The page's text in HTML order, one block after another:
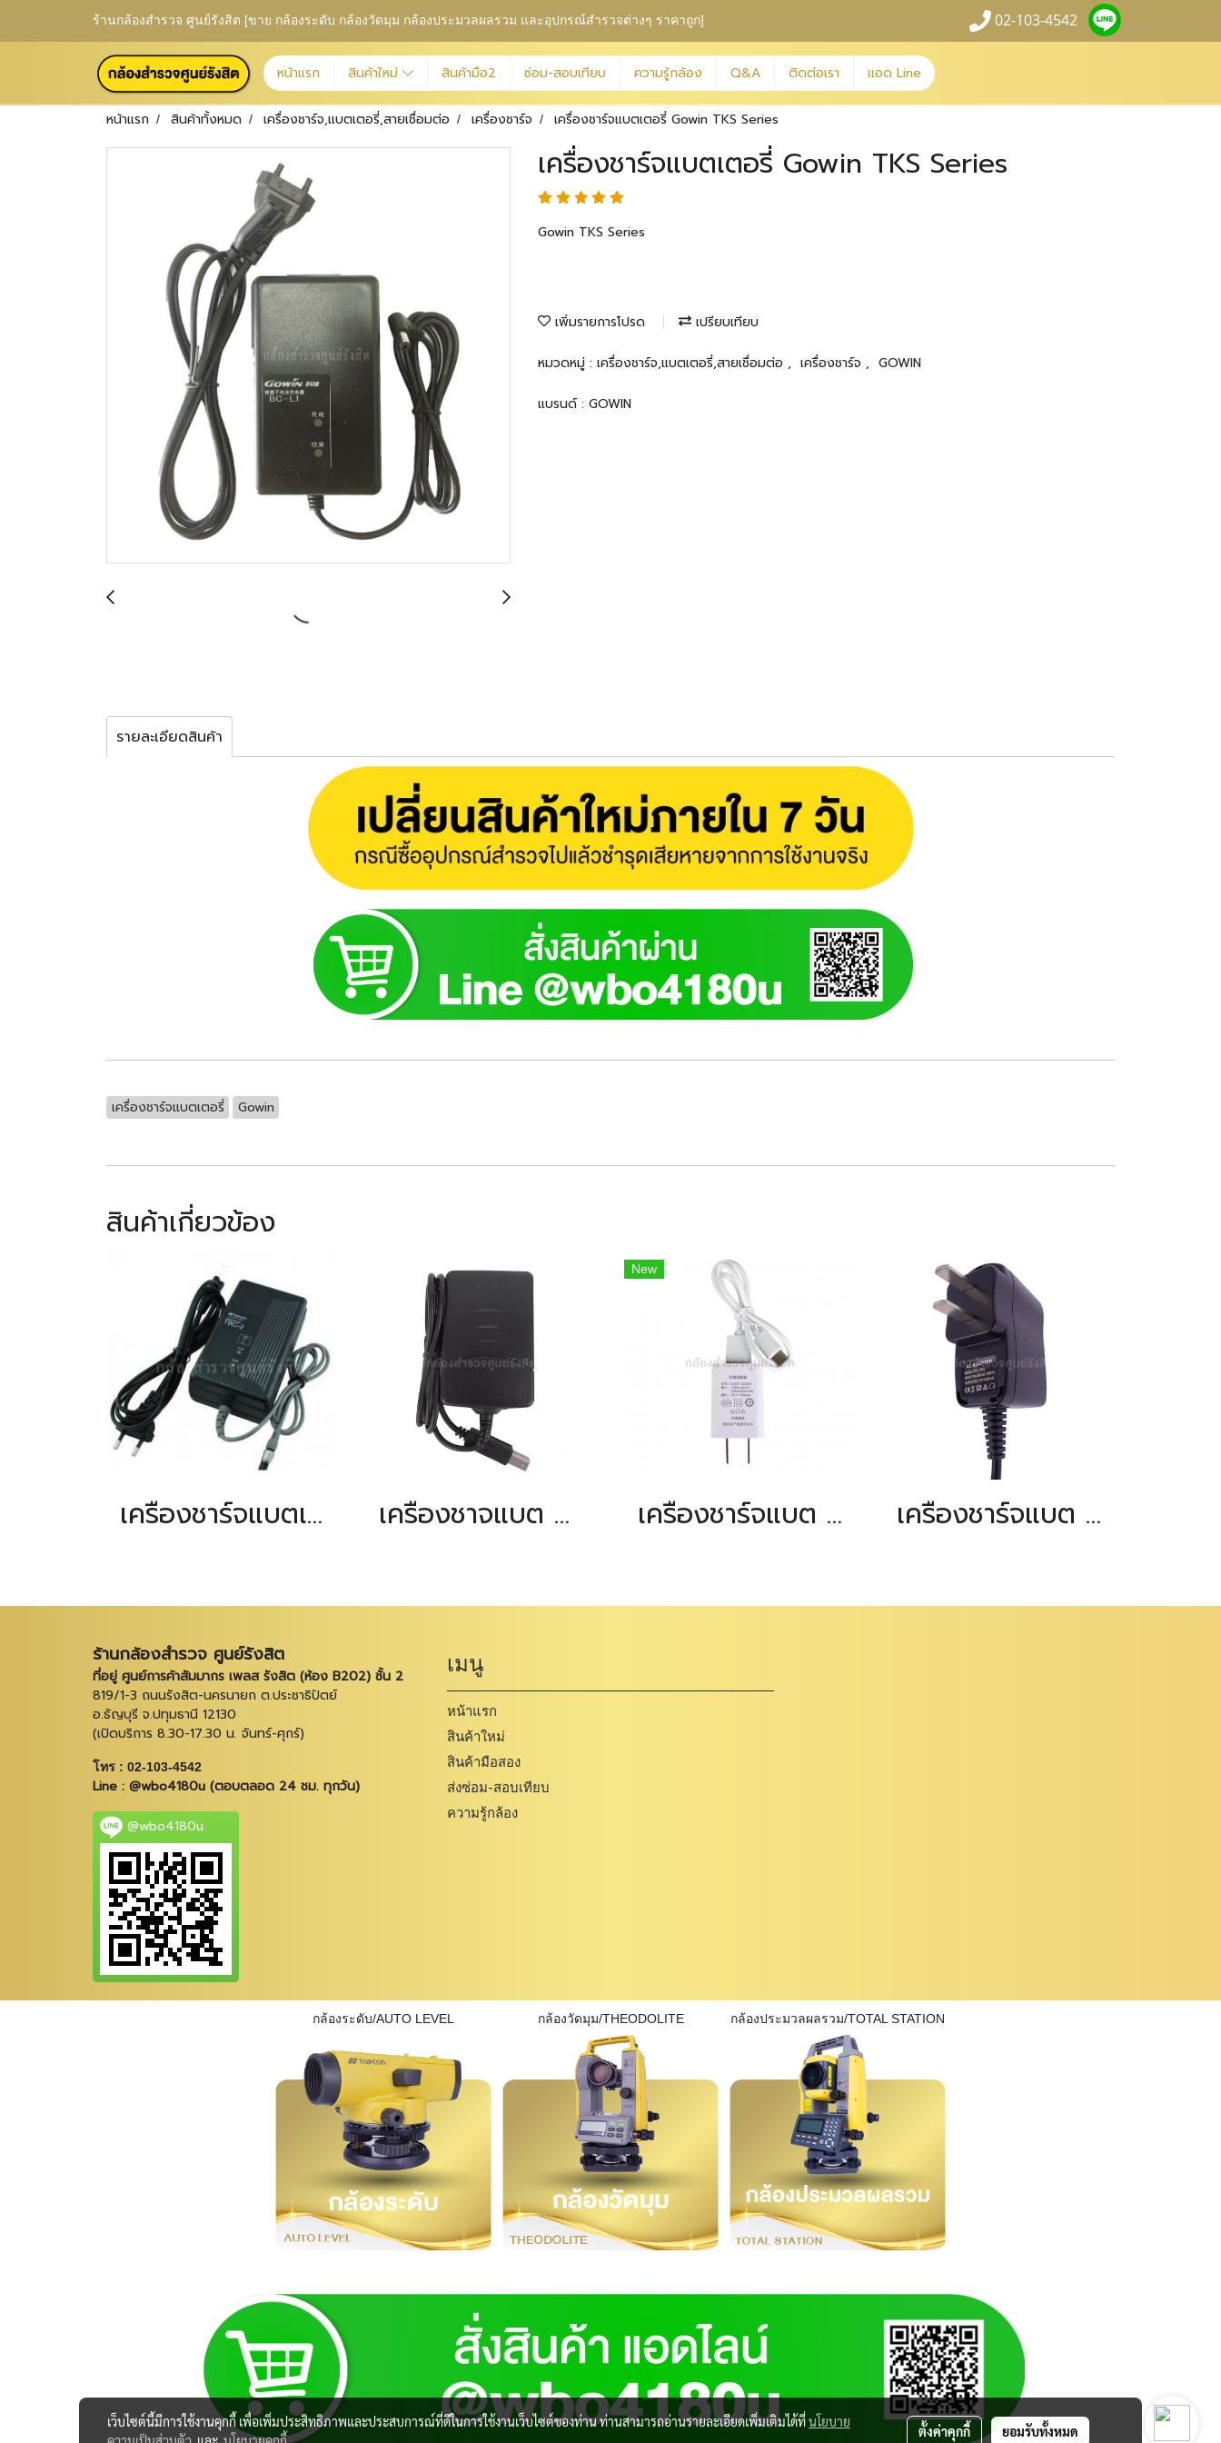
ร้านกล้องสำรวจ ศูนย์รังสิต [ขาย กล้องระดับ กล้องวัดมุม กล้องประมวลผลรวม และอุปกรณ์สำรวจต่างๆ ราคาถูก] 02-103-4542
หน้าแรก สินค้าใหม่ สินค้ามือ2 ซ่อม-สอบเทียบ ความรู้กล้อง Q&A ติดต่อเรา แอด Line
หน้าแรก สินค้าทั้งหมด เครื่องชาร์จ,แบตเตอรี่,สายเชื่อมต่อ เครื่องชาร์จ เครื่องชาร์จแบตเตอรี่ Gowin TKS Series
เครื่องชาร์จแบตเตอรี่ Gowin TKS Series
Gowin TKS Series
เพิ่มรายการโปรด เปรียบเทียบ
หมวดหมู่ : เครื่องชาร์จ,แบตเตอรี่,สายเชื่อมต่อ , เครื่องชาร์จ , GOWIN
แบรนด์ : GOWIN
รายละเอียดสินค้า
เครื่องชาร์จแบตเตอรี่ Gowin
สินค้าเกี่ยวข้อง
เครื่องชาร์จแบตเตอรี่ TOPCON GTS Series เครื่องชาจแบต KOLIDA รุ่น LC-10
New
เครื่องชาร์จแบต precision DE-2L/DE-2L (ชนิด TYPE-C) เครื่องชาร์จแบต precision DE-2L
ร้านกล้องสำรวจ ศูนย์รังสิต
ที่อยู่ ศูนย์การค้าสัมมากร เพลส รังสิต (ห้อง B202) ชั้น 2
819/1-3 ถนนรังสิต-นครนายก ต.ประชาธิปัตย์
อ.ธัญบุรี จ.ปทุมธานี 12130
(เปิดบริการ 8.30-17.30 น. จันทร์-ศุกร์)
โทร : 02-103-4542
Line : @wbo4180u (ตอบตลอด 24 ชม. ทุกวัน)
@wbo4180u
เมนู
หน้าแรก
สินค้าใหม่
สินค้ามือสอง
ส่งซ่อม-สอบเทียบ
ความรู้กล้อง
กล้องระดับ/AUTO LEVEL กล้องวัดมุม/THEODOLITE กล้องประมวลผลรวม/TOTAL STATION
เว็บไซต์นี้มีการใช้งานคุกกี้ เพื่อเพิ่มประสิทธิภาพและประสบการณ์ที่ดีในการใช้งานเว็บไซต์ของท่าน ท่านสามารถอ่านรายละเอียดเพิ่มเติมได้ที่นโยบาย
ตั้งค่าคุกกี้ ยอมรับทั้งหมด